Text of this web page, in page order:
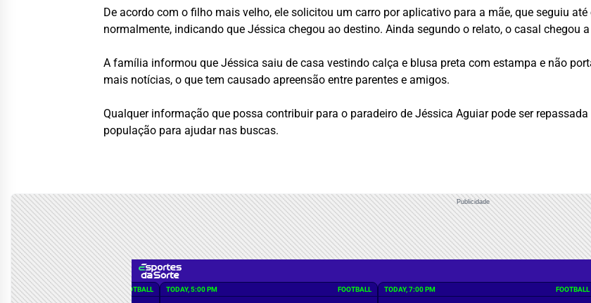
De acordo com o filho mais velho, ele solicitou um carro por aplicativo para a mãe, que seguiu
normalmente, indicando que Jéssica chegou ao destino. Ainda segundo o relato, o casal chegou
A família informou que Jéssica saiu de casa vestindo calça e blusa preta com estampa e não
mais notícias, o que tem causado apreensão entre parentes e amigos.
Qualquer informação que possa contribuir para o paradeiro de Jéssica Aguiar pode ser
população para ajudar nas buscas.
Publicidade